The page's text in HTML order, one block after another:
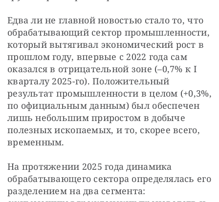
Едва ли не главной новостью стало то, что
обрабатывающий сектор промышленности,
который вытягивал экономический рост в
прошлом году, впервые с 2022 года сам
оказался в отрицательной зоне (–0,7% к I
кварталу 2025-го). Положительный
результат промышленности в целом (+0,3%,
по официальным данным) был обеспечен
лишь небольшим приростом в добыче
полезных ископаемых, и то, скорее всего,
временным.
На протяжении 2025 года динамика
обрабатывающего сектора определялась его
разделением на два сегмента: